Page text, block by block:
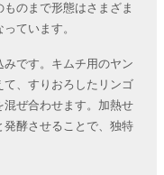
のまで形態はさまざま
ています。
です。キムチ用のヤン
、すりおろしたリンゴ
ぜ合わせます。加熱せ
酵させることで、独特